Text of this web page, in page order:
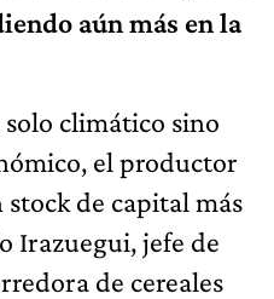
aún más en la
climático sino
el productor
de capital más
Irazuegui, jefe de
de cereales